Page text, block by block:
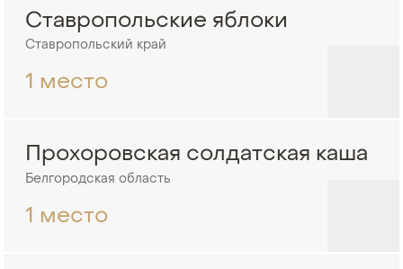
Ставропольские яблоки
Ставропольский край
1 место
Прохоровская солдатская каша
Белгородская область
1 место